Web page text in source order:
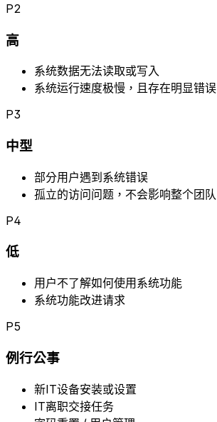
P2
高
系统数据无法读取或写入
系统运行速度极慢，且存在明显错误
P3
中型
部分用户遇到系统错误
孤立的访问问题，不会影响整个团队
P4
低
用户不了解如何使用系统功能
系统功能改进请求
P5
例行公事
新IT设备安装或设置
IT离职交接任务